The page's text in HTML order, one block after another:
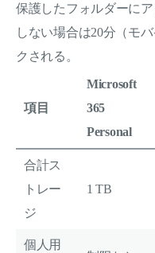
保護したフォルダーに
しない場合は20分（モ
クされる。
項目
Microsoft
365
Personal
合計ス
トレー
ジ
1 TB
個人用